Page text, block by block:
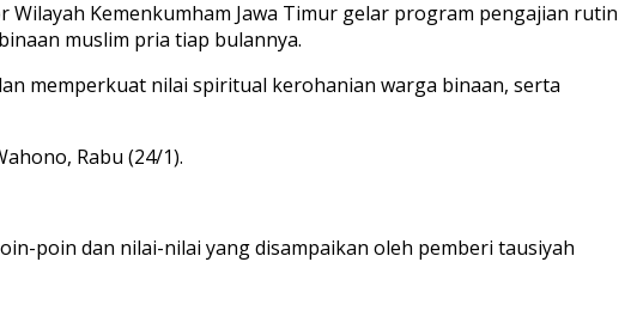
Wilayah Kemenkumham Jawa Timur gelar program pengajian rutin
muslim pria tiap bulannya.
memperkuat nilai spiritual kerohanian warga binaan, serta
Rabu (24/1).
poin dan nilai-nilai yang disampaikan oleh pemberi tausiyah